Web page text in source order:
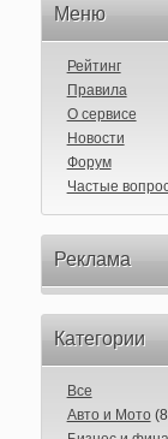
Меню
Рейтинг
Правила
О сервисе
Новости
Форум
Частые
Реклама
Категории
Все
Авто и Мото